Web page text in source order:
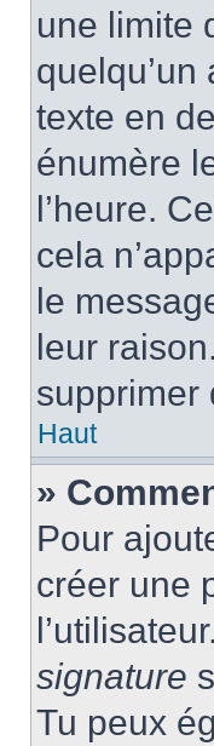
une limite
texte en
énumère
l’heure.
cela
le
leur
supprimer
Haut
»
Pour
créer une
signature
Tu peux